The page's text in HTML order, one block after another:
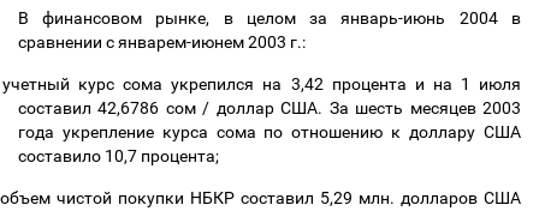
В финансовом рынке, в целом за январь-июнь 2004 в
сравнении с январем-июнем 2003 г.:
учетный курс сома укрепился на 3,42 процента и на 1 июля
составил 42,6786 сом / доллар США. За шесть месяцев 2003
года укрепление курса сома по отношению к доллару США
составило 10,7 процента;
объем чистой покупки НБКР составил 5,29 млн. долларов США